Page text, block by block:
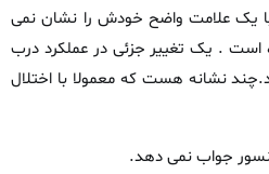
یک علامت واضح خودش را نشان نمی‌
. یک تغییر جزئی در عملکرد درب
نشانه هست که معمولا با اختلال
جواب نمی‌ دهد.